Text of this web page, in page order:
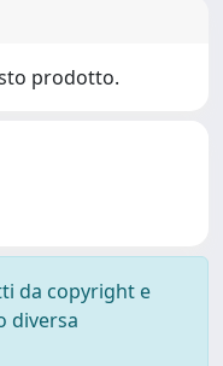
prodotto.
da copyright e
diversa